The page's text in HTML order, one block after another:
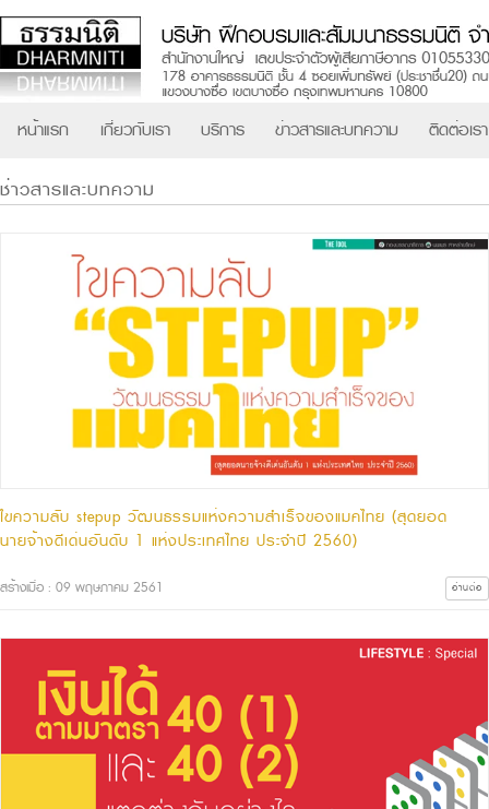
หน้าแรก เกี่ยวกับเรา บริการ ข่าวสารและบทความ ติดต่อเรา
ช่าวสารและบทความ
ไขความลับ stepup วัฒนธรรมแห่งความสำเร็จของแมคไทย (สุดยอด
นายจ้างดีเด่นอันดับ 1 แห่งประเทศไทย ประจำปี 2560)
สร้างเมื่อ : 09 พฤษภาคม 2561 อ่านต่อ